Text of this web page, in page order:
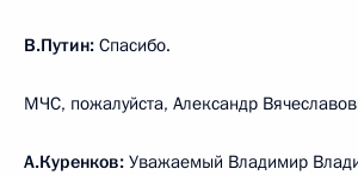
В.Путин: Спасибо.
МЧС, пожалуйста, Александр
А.Куренков: Уважаемый Владимир